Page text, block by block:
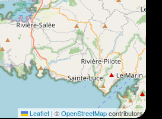
Leaflet | ©OpenStreetMapcontributors